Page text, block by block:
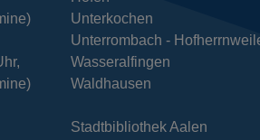
Unterkochen
Unterrombach -
Wasseralfingen
Waldhausen
Stadtbibliothek Aalen